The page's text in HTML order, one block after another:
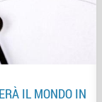
IL MONDO IN